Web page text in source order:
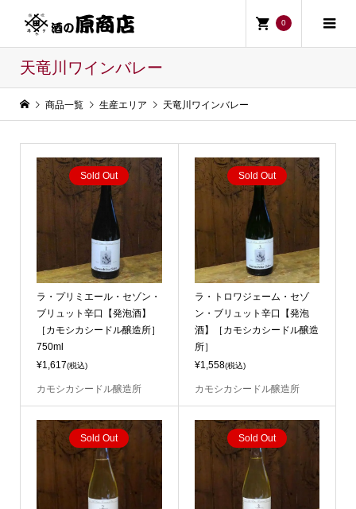
0
天竜川ワインバレー
商品一覧 生産エリア 天竜川ワインバレー
Sold Out
ラ・プリミエール・セゾン・
ブリュット辛口【発泡酒】
［カモシカシードル醸造所］
750ml
¥1,617(税込)
カモシカシードル醸造所
Sold Out
ラ・トロワジェーム・セゾ
ン・ブリュット辛口【発泡
酒】［カモシカシードル醸造
所］
¥1,558(税込)
カモシカシードル醸造所
Sold Out Sold Out